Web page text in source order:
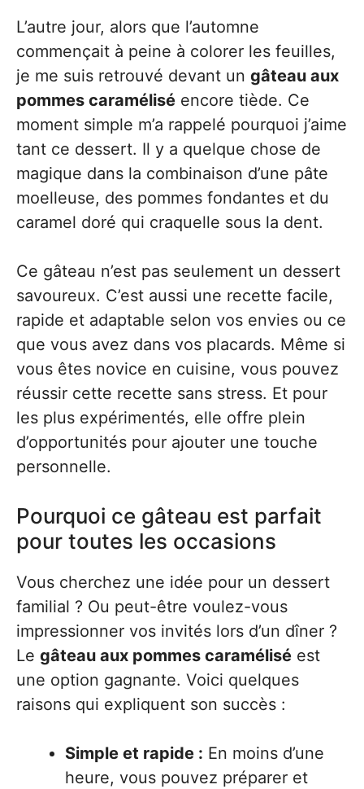
L’autre jour, alors que l’automne
commençait à peine à colorer les feuilles,
je me suis retrouvé devant un gâteau aux
pommes caramélisé encore tiède. Ce
moment simple m’a rappelé pourquoi j’aime
tant ce dessert. Il y a quelque chose de
magique dans la combinaison d’une pâte
moelleuse, des pommes fondantes et du
caramel doré qui craquelle sous la dent.
Ce gâteau n’est pas seulement un dessert
savoureux. C’est aussi une recette facile,
rapide et adaptable selon vos envies ou ce
que vous avez dans vos placards. Même si
vous êtes novice en cuisine, vous pouvez
réussir cette recette sans stress. Et pour
les plus expérimentés, elle offre plein
d’opportunités pour ajouter une touche
personnelle.
Pourquoi ce gâteau est parfait
pour toutes les occasions
Vous cherchez une idée pour un dessert
familial ? Ou peut-être voulez-vous
impressionner vos invités lors d’un dîner ?
Le gâteau aux pommes caramélisé est
une option gagnante. Voici quelques
raisons qui expliquent son succès :
Simple et rapide : En moins d’une
heure, vous pouvez préparer et